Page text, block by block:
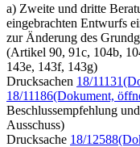
a) Zweite und dritte
eingebrachten Entwurfs
zur Änderung des
(Artikel 90, 91c, 104b,
143e, 143f, 143g)
Drucksachen 18/11131
18/11186(Dokument,
Beschlussempfehlung
Ausschuss)
Drucksache 18/12588